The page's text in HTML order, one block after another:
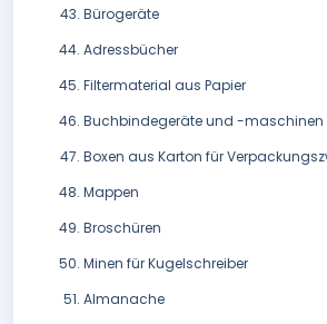
Bürogeräte
Adressbücher
Filtermaterial aus Papier
Buchbindegeräte und -maschinen
Boxen aus Karton für
Mappen
Broschüren
Minen für Kugelschreiber
Almanache